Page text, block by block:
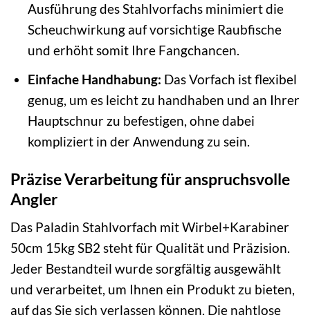
Ausführung des Stahlvorfachs minimiert die
Scheuchwirkung auf vorsichtige Raubfische
und erhöht somit Ihre Fangchancen.
Einfache Handhabung: Das Vorfach ist flexibel
genug, um es leicht zu handhaben und an Ihrer
Hauptschnur zu befestigen, ohne dabei
kompliziert in der Anwendung zu sein.
Präzise Verarbeitung für anspruchsvolle
Angler
Das Paladin Stahlvorfach mit Wirbel+Karabiner
50cm 15kg SB2 steht für Qualität und Präzision.
Jeder Bestandteil wurde sorgfältig ausgewählt
und verarbeitet, um Ihnen ein Produkt zu bieten,
auf das Sie sich verlassen können. Die nahtlose